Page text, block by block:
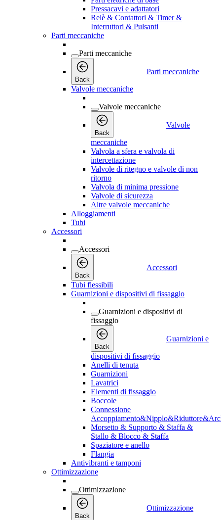
Pressacavi e adattatori
Relè & Contattori & Timer &
Interruttori & Pulsanti
Parti meccaniche
Parti meccaniche
Back
Parti meccaniche
Valvole meccaniche
Valvole meccaniche
Back
Valvole
meccaniche
Valvola a sfera e valvola di
intercettazione
Valvole di ritegno e valvole di non
ritorno
Valvola di minima pressione
Valvole di sicurezza
Altre valvole meccaniche
Alloggiamenti
Tubi
Accessori
Accessori
Back
Accessori
Tubi flessibili
Guarnizioni e dispositivi di fissaggio
Guarnizioni e dispositivi di
fissaggio
Back
Guarnizioni e
dispositivi di fissaggio
Anelli di tenuta
Guarnizioni
Lavatrici
Elementi di fissaggio
Boccole
Connessione
Morsetto & Supporto & Staffa &
Stallo & Blocco & Staffa
Spaziatore e anello
Flangia
Antivibranti e tamponi
Ottimizzazione
Ottimizzazione
Back
Ottimizzazione